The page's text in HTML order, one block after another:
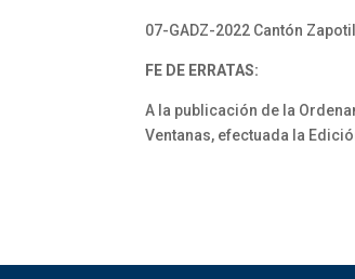
07-GADZ-2022 Cantón
FE DE ERRATAS:
A la publicación de la
Ventanas, efectuada la